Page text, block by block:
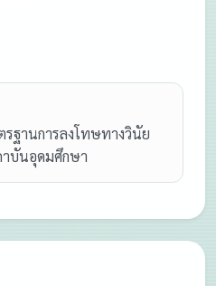
รฐานการลงโทษทางวินัย
าบันอุดมศึกษา